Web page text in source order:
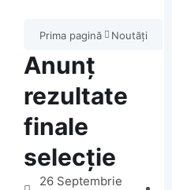
Prima pagină Noutăți
Anunț
rezultate
finale
selecție
26 Septembrie